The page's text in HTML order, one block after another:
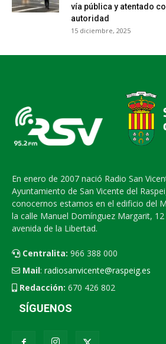
vía pública y atentado
autoridad
15 diciembre, 2025
En enero de 2007 nació Radio San
Ayuntamiento de San Vicente del
conocernos estamos en el edificio del
la calle Manuel Domínguez Margarit, 12
avenida de la Libertad.
Centralita: 966 388 000
Mail: radiosanvicente@raspeig.es
Redacción: 670 426 802
SÍGUENOS